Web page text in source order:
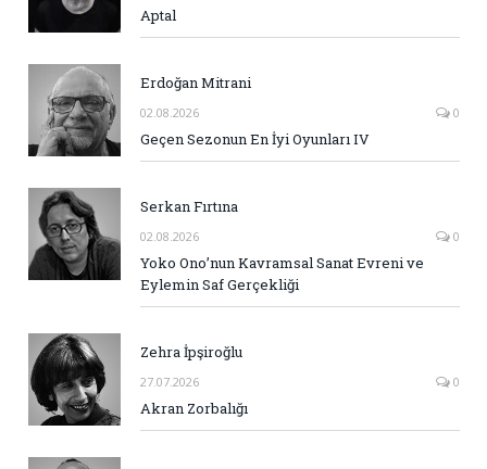
Aptal
Erdoğan Mitrani
02.08.2026 0
Geçen Sezonun En İyi Oyunları IV
Serkan Fırtına
02.08.2026 0
Yoko Ono’nun Kavramsal Sanat Evreni ve
Eylemin Saf Gerçekliği
Zehra İpşiroğlu
27.07.2026 0
Akran Zorbalığı